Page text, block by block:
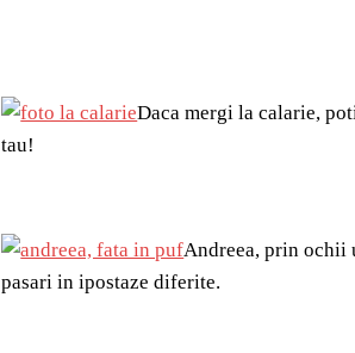
Daca mergi la calarie,
tau!
Andreea, prin ochii
pasari in ipostaze diferite.